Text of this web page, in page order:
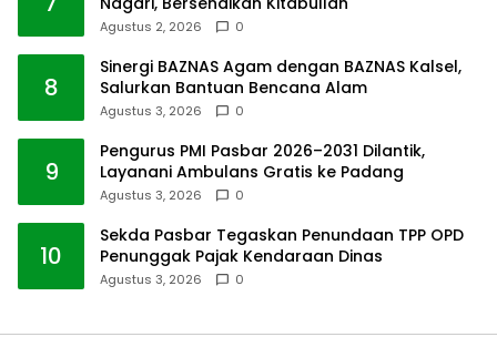
Agustus 2, 2026 0
8
Sinergi BAZNAS Agam dengan BAZNAS Kalsel,
Salurkan Bantuan Bencana Alam
Agustus 3, 2026 0
9
Pengurus PMI Pasbar 2026–2031 Dilantik,
Layanani Ambulans Gratis ke Padang
Agustus 3, 2026 0
10
Sekda Pasbar Tegaskan Penundaan TPP OPD
Penunggak Pajak Kendaraan Dinas
Agustus 3, 2026 0